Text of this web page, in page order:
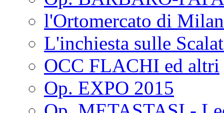
l'Ortomercato di
L'inchiesta sulle
OCC FLACHI ed altri
Op. EXPO 2015